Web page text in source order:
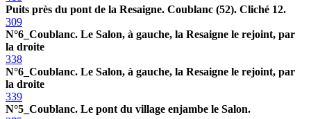
Puits près du pont de la Resaigne. Coublanc (52). Cliché 12.
309
N°6_Coublanc. Le Salon, à gauche, la Resaigne le rejoint, par
la droite
338
N°6_Coublanc. Le Salon, à gauche, la Resaigne le rejoint, par
la droite
339
N°5_Coublanc. Le pont du village enjambe le Salon.